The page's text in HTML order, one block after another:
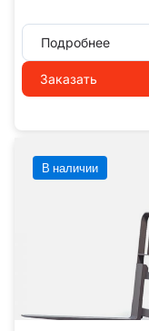
Подробнее
Заказать
В наличии